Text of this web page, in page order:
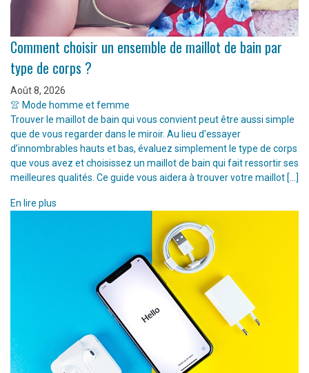
Comment choisir un ensemble de maillot de bain par
type de corps ?
Août 8, 2026
👚 Mode homme et femme
Trouver le maillot de bain qui vous convient peut être aussi simple
que de vous regarder dans le miroir. Au lieu d’essayer
d’innombrables hauts et bas, évaluez simplement le type de corps
que vous avez et choisissez un maillot de bain qui fait ressortir ses
meilleures qualités. Ce guide vous aidera à trouver votre maillot […]
En lire plus